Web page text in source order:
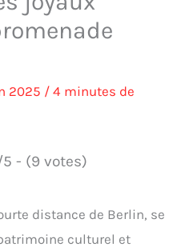
2025 / 4 minutes de
- (9 votes)
distance de Berlin, se
culturel et